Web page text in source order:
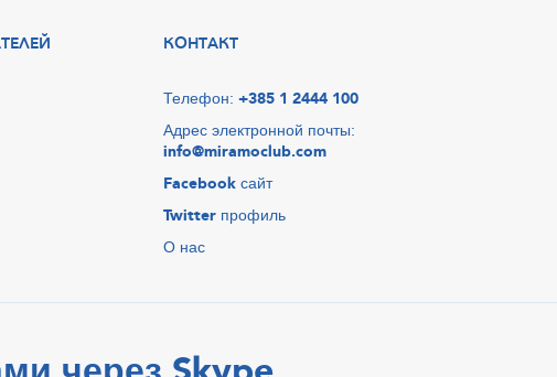
КОНТАКТ
Телефон: +385 1 2444 100
Адрес электронной почты:
info@miramoclub.com
Facebook сайт
Twitter профиль
О нас